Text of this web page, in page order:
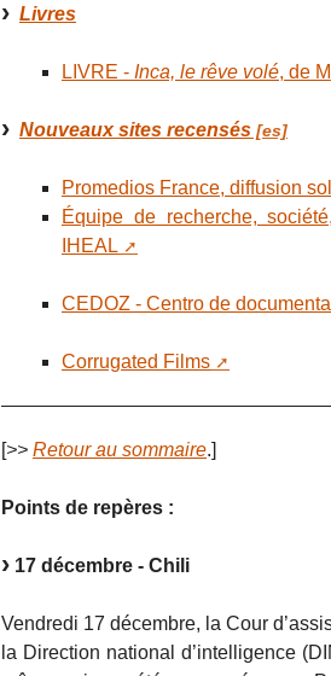
Livres
LIVRE - Inca, le rêve volé, de
Nouveaux sites recensés
Promedios France, diffusion
Équipe de recherche,
IHEAL
CEDOZ - Centro de
Corrugated Films
[>> Retour au sommaire.]
Points de repères :
17 décembre - Chili
Vendredi 17 décembre, la Cour
la Direction national d’intelligence